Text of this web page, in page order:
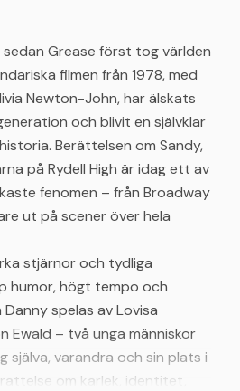
Grease först tog världen
filmen från 1978, med
Newton-John, har älskats
och blivit en självklar
Berättelsen om Sandy,
på Rydell High är idag ett av
fenomen – från Broadway
ut på scener över hela
stjärnor och tydliga
humor, högt tempo och
spelas av Lovisa
Ewald – två unga människor
själva, varandra och sin plats i
om kärlek, identitet,